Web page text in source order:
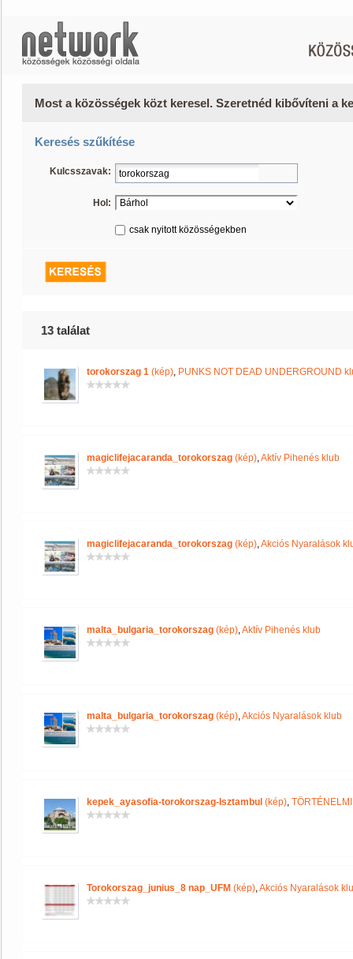
Most a közösségek közt keresel. Szeretnéd kibővíteni a
Keresés szűkítése
Kulcsszavak:
Hol:
csak nyitott közösségekben
13 találat
torokorszag 1 (kép), PUNKS NOT DEAD UNDERGROUND
magiclifejacaranda_torokorszag (kép),Aktív Pihenés klub
magiclifejacaranda_torokorszag (kép),Akciós Nyaralások
malta_bulgaria_torokorszag (kép),Aktív Pihenés klub
malta_bulgaria_torokorszag (kép),Akciós Nyaralások klub
kepek_ayasofia-torokorszag-Isztambul (kép),
Torokorszag_junius_8 nap_UFM (kép),Akciós Nyaralások